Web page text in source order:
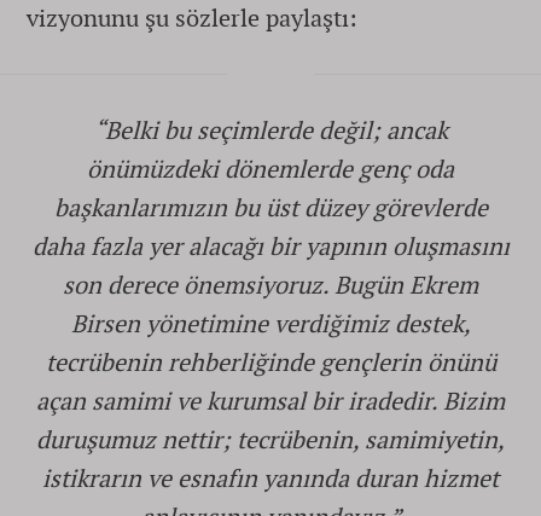
vizyonunu şu sözlerle paylaştı:
“Belki bu seçimlerde değil; ancak
önümüzdeki dönemlerde genç oda
başkanlarımızın bu üst düzey görevlerde
daha fazla yer alacağı bir yapının oluşmasını
son derece önemsiyoruz. Bugün Ekrem
Birsen yönetimine verdiğimiz destek,
tecrübenin rehberliğinde gençlerin önünü
açan samimi ve kurumsal bir iradedir. Bizim
duruşumuz nettir; tecrübenin, samimiyetin,
istikrarın ve esnafın yanında duran hizmet